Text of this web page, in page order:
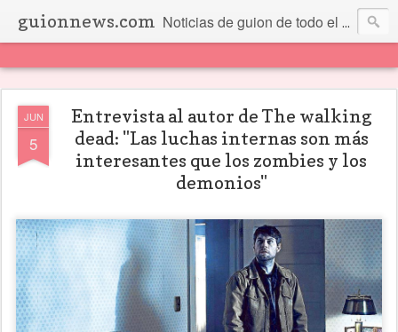
guionnews.com Noticias de guion de todo el mundo... Y más.
JUN
5
Entrevista al autor de The walking
dead: "Las luchas internas son más
interesantes que los zombies y los
demonios"